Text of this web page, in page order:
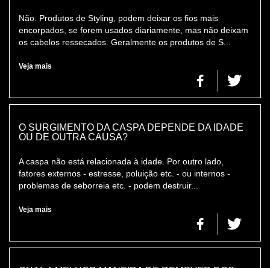
Não. Produtos de Styling, podem deixar os fios mais
encorpados, se forem usados diariamente, mas não deixam
os cabelos ressecados. Geralmente os produtos de S...
Veja mais
O SURGIMENTO DA CASPA DEPENDE DA IDADE
OU DE OUTRA CAUSA?
A caspa não está relacionada à idade. Por outro lado,
fatores externos - estresse, poluição etc. - ou internos -
problemas de seborreia etc. - podem destruir...
Veja mais